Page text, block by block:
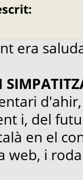
era
i, del
en el
web, i